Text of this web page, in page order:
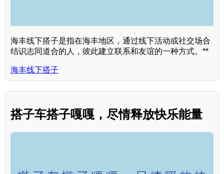
海丰线下搭子是指在海丰地区，通过线下活动或社交场合
结识志同道合的人，彼此建立联系和友谊的一种方式。**
海丰线下搭子
搭子车搭子嘎嘎，尽情释放快乐能量